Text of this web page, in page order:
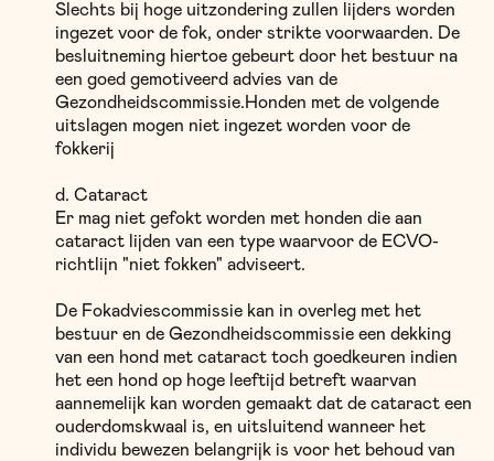
Slechts bij hoge uitzondering zullen lijders worden
ingezet voor de fok, onder strikte voorwaarden. De
besluitneming hiertoe gebeurt door het bestuur na
een goed gemotiveerd advies van de
Gezondheidscommissie.Honden met de volgende
uitslagen mogen niet ingezet worden voor de
fokkerij
d. Cataract
Er mag niet gefokt worden met honden die aan
cataract lijden van een type waarvoor de ECVO-
richtlijn "niet fokken" adviseert.
De Fokadviescommissie kan in overleg met het
bestuur en de Gezondheidscommissie een dekking
van een hond met cataract toch goedkeuren indien
het een hond op hoge leeftijd betreft waarvan
aannemelijk kan worden gemaakt dat de cataract een
ouderdomskwaal is, en uitsluitend wanneer het
individu bewezen belangrijk is voor het behoud van